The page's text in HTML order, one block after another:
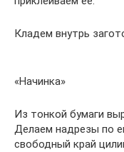
Кладем внутрь
«Начинка»
Из тонкой бумаги
Делаем надрезы по
свободный край